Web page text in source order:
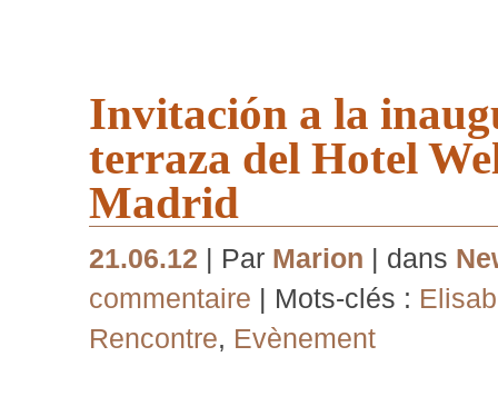
Invitación a la
terraza del Hotel
Madrid
21.06.12 | Par Marion | dans
commentaire | Mots-clés :
Rencontre, Evènement